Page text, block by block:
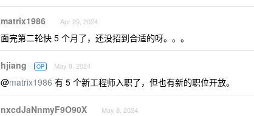
matrix1986 Apr 29, 2024
面完第二轮快 5 个月了，还没招到合适的呀。。。
hjiang OP May 8, 2024
@matrix1986 有 5 个新工程师入职了，但也有新的职位开放。
nxcdJaNnmyF9O90X May 8, 2024